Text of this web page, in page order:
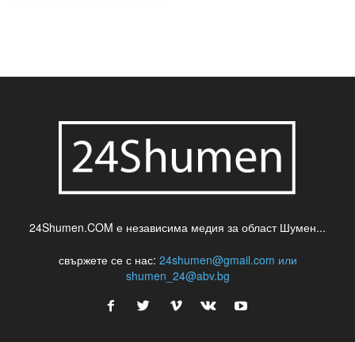
24Shumen.COM е независима медия за област Шумен...
свържете се с нас: 24shumen@gmail.com или
shumen_24@abv.bg